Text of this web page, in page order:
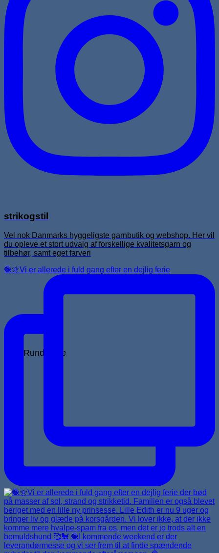
Rundpinde
strikogstil
Vel nok Danmarks hyggeligste garnbutik og webshop. Her vil
du opleve et stort udvalg af forskellige kvalitetsgarn og
tilbehør, samt eget farveri
🧶🌞Vi er allerede i fuld gang efter en dejlig ferie